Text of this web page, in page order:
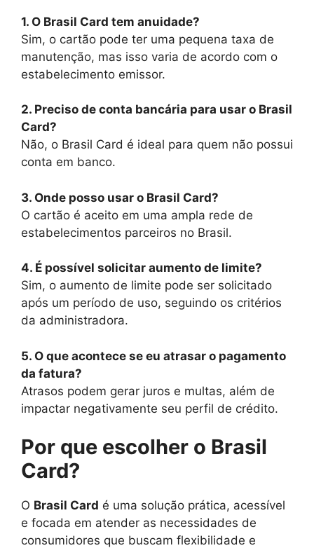
1. O Brasil Card tem anuidade?
Sim, o cartão pode ter uma pequena taxa de
manutenção, mas isso varia de acordo com o
estabelecimento emissor.
2. Preciso de conta bancária para usar o Brasil
Card?
Não, o Brasil Card é ideal para quem não possui
conta em banco.
3. Onde posso usar o Brasil Card?
O cartão é aceito em uma ampla rede de
estabelecimentos parceiros no Brasil.
4. É possível solicitar aumento de limite?
Sim, o aumento de limite pode ser solicitado
após um período de uso, seguindo os critérios
da administradora.
5. O que acontece se eu atrasar o pagamento
da fatura?
Atrasos podem gerar juros e multas, além de
impactar negativamente seu perfil de crédito.
Por que escolher o Brasil
Card?
O Brasil Card é uma solução prática, acessível
e focada em atender as necessidades de
consumidores que buscam flexibilidade e